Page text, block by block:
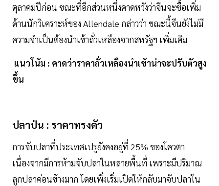
ตุลาคมปีก่อน ขณะที่อีกส่วนหนึ่งคาดหวังว่าจีนจะซื้อเพิ่ม
ด้านนักวิเคราะห์ของ Allendale กล่าวว่า ขณะนี้จีนยังไม่มี
ความจำเป็นต้องนำเข้าถั่วเหลืองจากสหรัฐฯ เพิ่มเติม
แนวโน้ม : คาดว่าราคาถั่วเหลืองนำเข้าน่าจะปรับตัวสูง
ขึ้น
ปลาป่น : ราคาทรงตัว
การจับปลาที่ประเทศเปรูยังคงอยู่ที่ 25% ของโควตา
เนื่องจากมีการห้ามจับปลาในหลายพื้นที่ เพราะมีปริมาณ
ลูกปลาค่อนข้างมาก โดยเพิ่งเริ่มเปิดให้กลับมาจับปลาใน